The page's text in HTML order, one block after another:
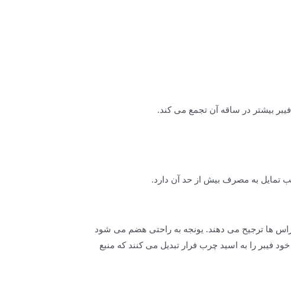
بیشتر در ساقه آن تجمع می کند.
تمایل به مصرف بیش از حد آن دارد.
ها ترجیح می دهند. یونجه به راحتی هضم می شود
فیبر را به اسید چرب فرار تبدیل می کنند که منبع